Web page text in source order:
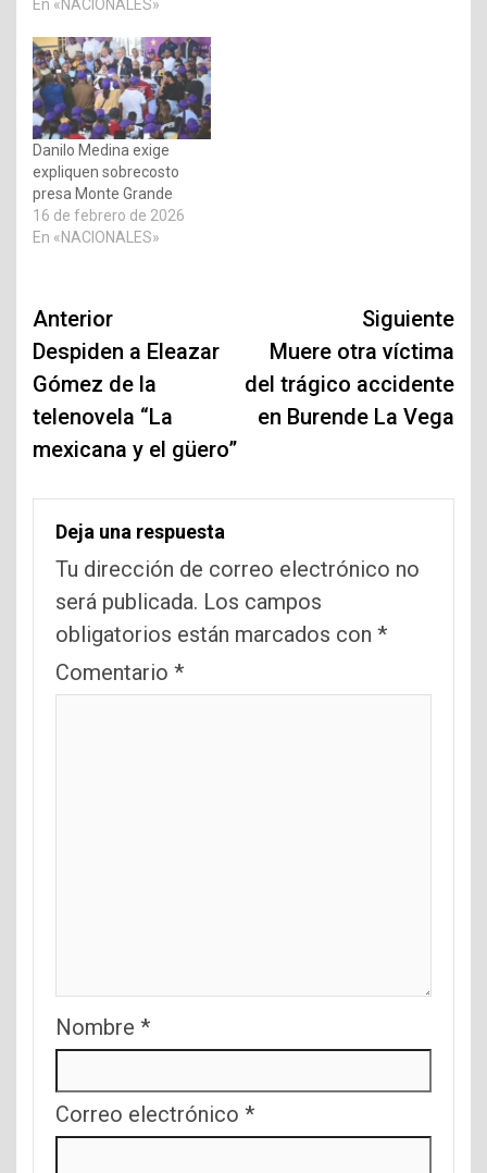
En «NACIONALES»
Danilo Medina exige
expliquen sobrecosto
presa Monte Grande
16 de febrero de 2026
En «NACIONALES»
Navegación
de
entradas
Anterior
Despiden a Eleazar
Gómez de la
telenovela “La
mexicana y el güero”
Siguiente
Muere otra víctima
del trágico accidente
en Burende La Vega
Deja una respuesta
Tu dirección de correo electrónico no
será publicada. Los campos
obligatorios están marcados con *
Comentario *
Nombre *
Correo electrónico *